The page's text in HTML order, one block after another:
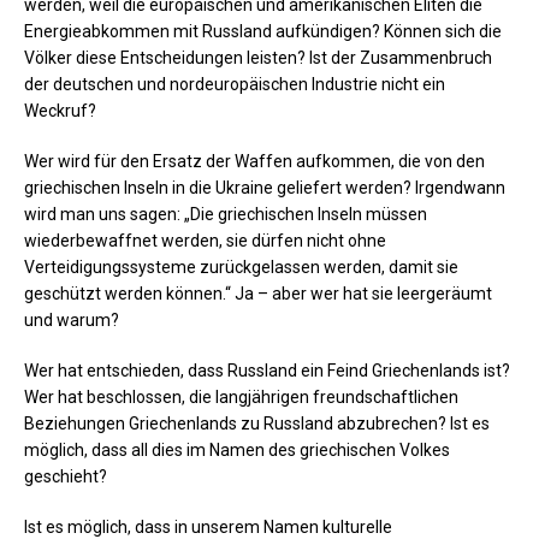
werden, weil die europäischen und amerikanischen Eliten die
Energieabkommen mit Russland aufkündigen? Können sich die
Völker diese Entscheidungen leisten? Ist der Zusammenbruch
der deutschen und nordeuropäischen Industrie nicht ein
Weckruf?
Wer wird für den Ersatz der Waffen aufkommen, die von den
griechischen Inseln in die Ukraine geliefert werden? Irgendwann
wird man uns sagen: „Die griechischen Inseln müssen
wiederbewaffnet werden, sie dürfen nicht ohne
Verteidigungssysteme zurückgelassen werden, damit sie
geschützt werden können.“ Ja – aber wer hat sie leergeräumt
und warum?
Wer hat entschieden, dass Russland ein Feind Griechenlands ist?
Wer hat beschlossen, die langjährigen freundschaftlichen
Beziehungen Griechenlands zu Russland abzubrechen? Ist es
möglich, dass all dies im Namen des griechischen Volkes
geschieht?
Ist es möglich, dass in unserem Namen kulturelle